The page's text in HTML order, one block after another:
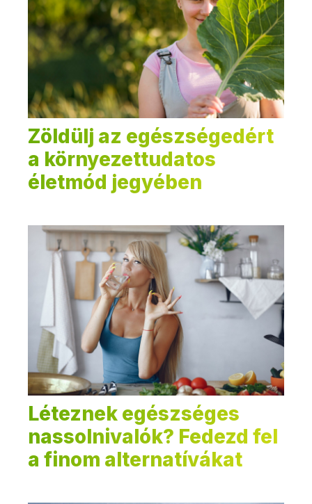
Zöldülj az egészségedért
a környezettudatos
életmód jegyében
Léteznek egészséges
nassolnivalók? Fedezd fel
a finom alternatívákat